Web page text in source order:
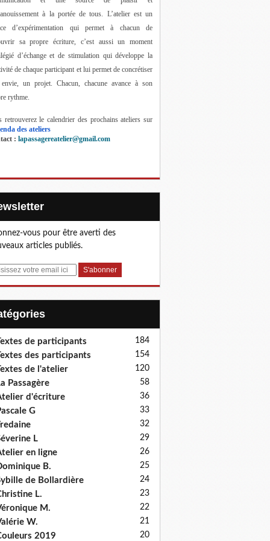
à la portée de tous. L’atelier est un
d’expérimentation qui permet à chacun de
sa propre écriture, c’est aussi un moment
d’échange et de stimulation qui développe la
de chaque participant et lui permet de concrétiser
un projet. Chacun, chacune avance à son
rythme.
retrouverez le calendrier des prochains ateliers sur
des ateliers
: lapassagereatelier@gmail.com
vous pour être averti des
articles publiés.
de participants 184
des participants 154
de l'atelier 120
Passagère 58
d'écriture 36
G 33
32
L 29
en ligne 26
B. 25
de Bollardière 24
L. 23
M. 22
W. 21
2019 20